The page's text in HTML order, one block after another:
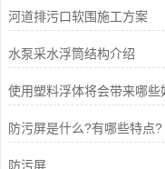
河道排污口软围施工方案
水泵采水浮筒结构介绍
防污屏是什么?有哪些特点?
防污屏